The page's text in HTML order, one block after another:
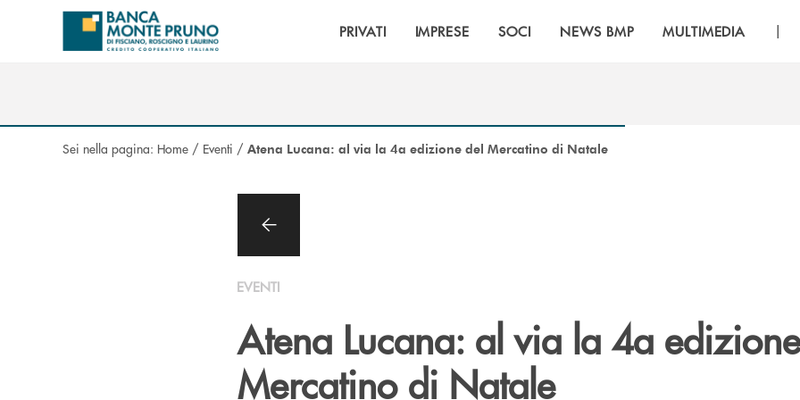
Salta al contenuto principale
PRIVATI IMPRESE SOCI NEWS BMP MULTIMEDIA |
Sei nella pagina: Home / Eventi / Atena Lucana: al via la 4a edizione del Mercatino di Natale
EVENTI
Atena Lucana: al via la 4a
Mercatino di Natale